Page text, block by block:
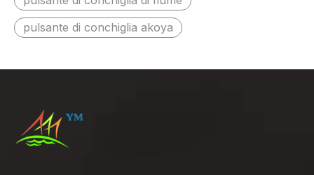
pulsante di conchiglia akoya